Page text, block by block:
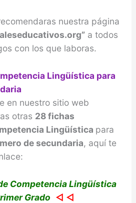
nuestra página
a todos
con los que laboras.
Lingüística para
en nuestro sitio web
otras 28 fichas
Lingüística para
de secundaria, aquí te
Competencia Lingüística
Grado ◁ ◁